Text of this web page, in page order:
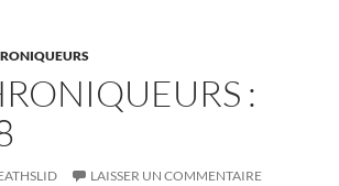
:
LAISSER UN COMMENTAIRE